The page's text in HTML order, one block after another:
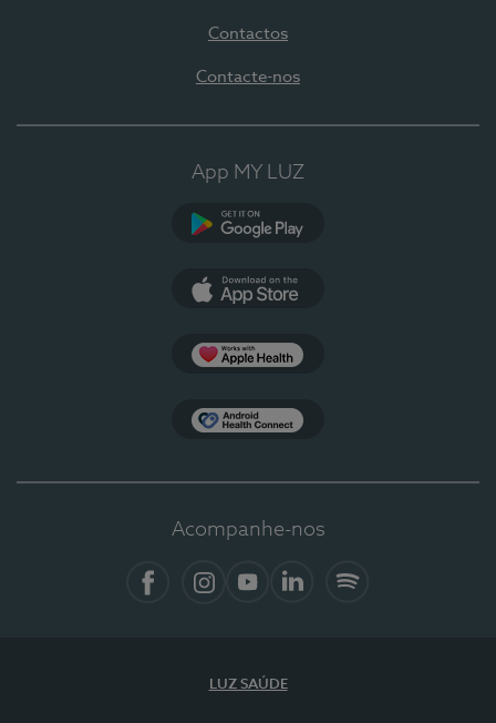
Contactos
Contacte-nos
App MY LUZ
Acompanhe-nos
LUZ SAÚDE